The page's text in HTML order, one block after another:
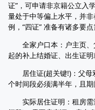
证”，可申请非京籍公立入
量处于中等偏上水平，并
例，“四证” 准备有诸多要点
全家户口本：户主页、
起的补上结婚证、出生证明
居住证(超关键!)：父母
个时间段必须满半年，且期
实际居住证明：租房需